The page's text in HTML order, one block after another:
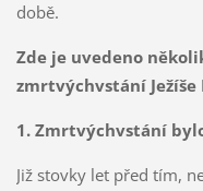
době.
Zde je uvedeno
zmrtvýchvstání
1. Zmrtvýchvstání
Již stovky let před tím,